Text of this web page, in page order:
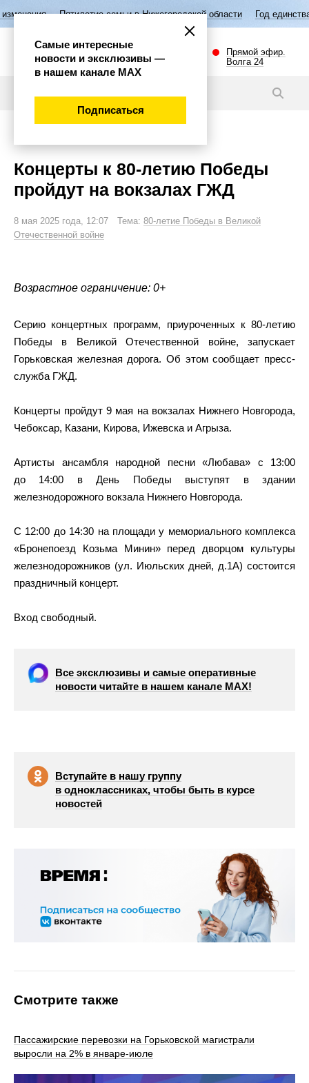
семьи в Нижегородской области Год единства народов
Прямой эфир.
Волга 24
Концерты к 80-летию Победы
пройдут на вокзалах ГЖД
8 мая 2025 года, 12:07 Тема: 80-летие Победы в Великой
Отечественной войне
Возрастное ограничение: 0+
Серию концертных программ, приуроченных к 80-летию
Победы в Великой Отечественной войне, запускает
Горьковская железная дорога. Об этом сообщает пресс-
служба ГЖД.
Концерты пройдут 9 мая на вокзалах Нижнего Новгорода,
Чебоксар, Казани, Кирова, Ижевска и Агрыза.
Артисты ансамбля народной песни «Любава» с 13:00
до 14:00 в День Победы выступят в здании
железнодорожного вокзала Нижнего Новгорода.
С 12:00 до 14:30 на площади у мемориального комплекса
«Бронепоезд Козьма Минин» перед дворцом культуры
железнодорожников (ул. Июльских дней, д.1А) cостоится
праздничный концерт.
Вход свободный.
Все эксклюзивы и самые оперативные
новости читайте в нашем канале МАХ!
Вступайте в нашу группу
в одноклассниках, чтобы быть в курсе
новостей
Смотрите также
Пассажирские перевозки на Горьковской магистрали
выросли на 2% в январе-июле
Самые интересные
новости и эксклюзивы —
в нашем канале МАХ
Подписаться